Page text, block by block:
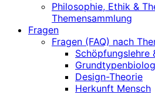
Philosophie, Ethik &
Themensammlung
Fragen
Fragen (FAQ) nach
Schöpfungslehre
Design-Theorie
Herkunft Mensch